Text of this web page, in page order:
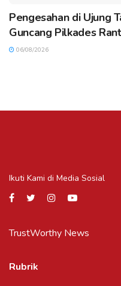
Pengesahan di Ujung
Guncang Pilkades
06/08/2026
Ikuti Kami di Media Sosial
TrustWorthy News
Rubrik